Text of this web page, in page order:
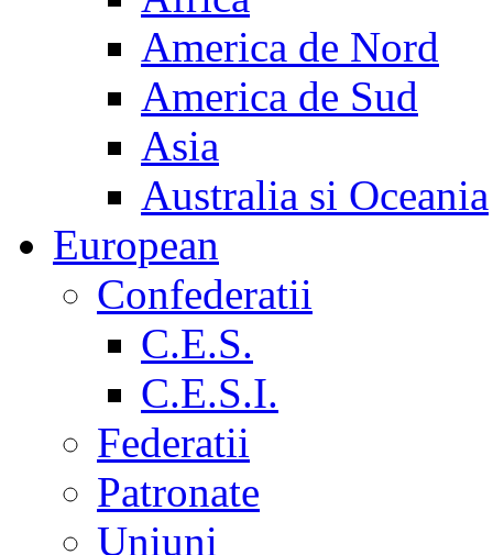
America de Nord
America de Sud
Asia
Australia si Oceania
European
Confederatii
C.E.S.
C.E.S.I.
Federatii
Patronate
Uniuni